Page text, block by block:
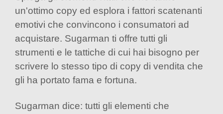
un'ottimo copy ed esplora i fattori scatenanti
emotivi che convincono i consumatori ad
acquistare. Sugarman ti offre tutti gli
strumenti e le tattiche di cui hai bisogno per
scrivere lo stesso tipo di copy di vendita che
gli ha portato fama e fortuna.
Sugarman dice: tutti gli elementi che